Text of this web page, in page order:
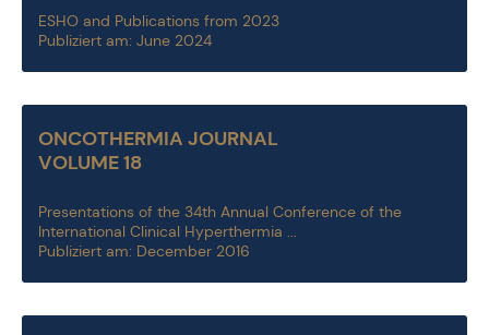
ESHO and Publications from 2023
Publiziert am: June 2024
ONCOTHERMIA JOURNAL
VOLUME 18
Presentations of the 34th Annual Conference of the
International Clinical Hyperthermia ...
Publiziert am: December 2016